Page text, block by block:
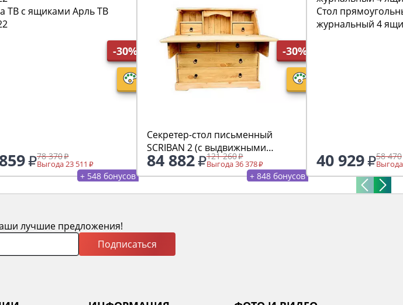
-30%
ТВ с ящиками Арль ТВ
78 370
Выгода 23 511
+ 548 бонусов
-30%
Секретер-стол письменный
SCRIBAN 2 (с выдвижными
ящиками)
84 882 121 260
Выгода 36 378
+ 848 бонусов
Стол
журнальный 4
40 929 58 470
лучшие предложения!
Подписаться